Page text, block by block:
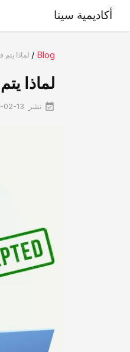
أكاديمية سيتا
Blog
/ لماذا
لماذا
نشر 04:11:02